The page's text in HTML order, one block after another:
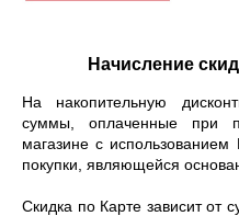
Начисление
На накопительную
суммы, оплаченные при
магазине с
покупки, являющейся
Скидка по Карте зависит от